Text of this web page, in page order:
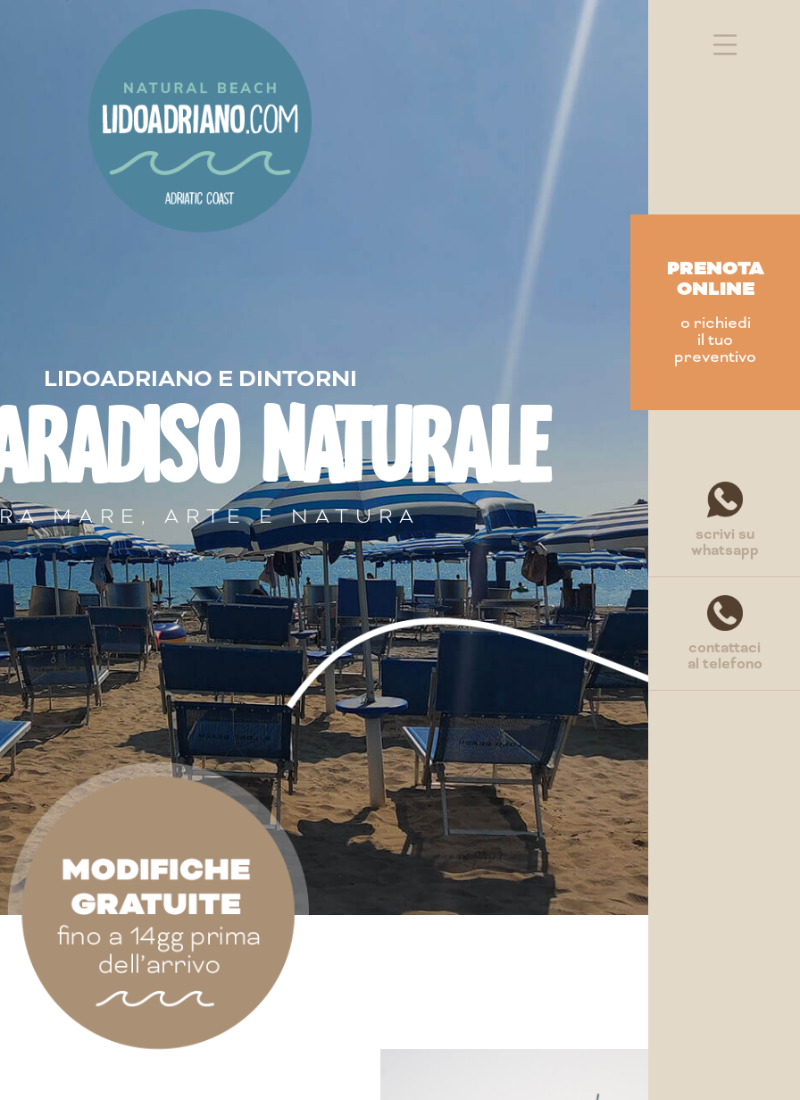
PRENOTA
ONLINE
o richiedi
il tuo
preventivo
scrivi su
whatsapp
contattaci
al telefono
LIDOADRIANO E DINTORNI
NATURALE
MARE, ARTE E NATURA